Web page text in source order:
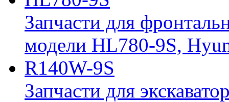
Запчасти для
модели HL780-9S,
R140W-9S
Запчасти для